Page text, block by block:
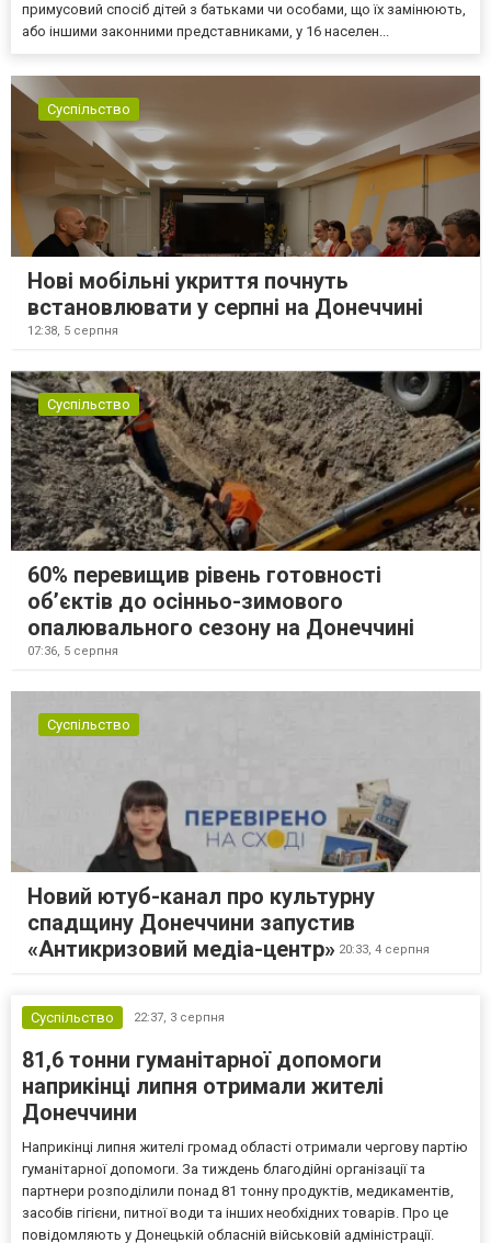
примусовий спосіб дітей з батьками чи особами, що їх замінюють,
або іншими законними представниками, у 16 населен...
Суспільство
Нові мобільні укриття почнуть
встановлювати у серпні на Донеччині
12:38, 5 серпня
Суспільство
60% перевищив рівень готовності
об’єктів до осінньо-зимового
опалювального сезону на Донеччині
07:36, 5 серпня
Суспільство
Новий ютуб-канал про культурну
спадщину Донеччини запустив
«Антикризовий медіа-центр» 20:33, 4 серпня
Суспільство 22:37, 3 серпня
81,6 тонни гуманітарної допомоги
наприкінці липня отримали жителі
Донеччини
Наприкінці липня жителі громад області отримали чергову партію
гуманітарної допомоги. За тиждень благодійні організації та
партнери розподілили понад 81 тонну продуктів, медикаментів,
засобів гігієни, питної води та інших необхідних товарів. Про це
повідомляють у Донецькій обласній військовій адміністрації.